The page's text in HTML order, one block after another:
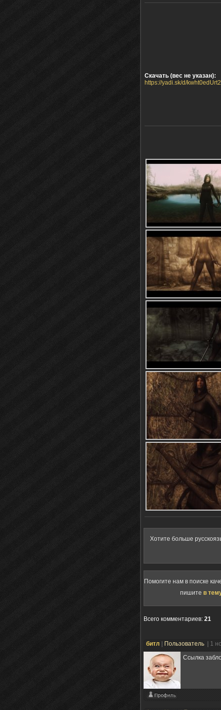
Скачать (вес не указан):
https://yadi.sk/d/
Хотите больше
Помогите нам в поиске
пишите в
Всего комментариев: 21
битл Пользователь
| 1
Ссылка